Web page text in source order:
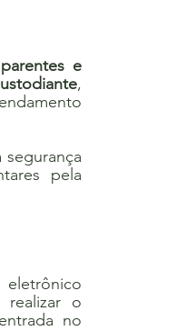
e
,
pela
eletrônico
realizar o
no